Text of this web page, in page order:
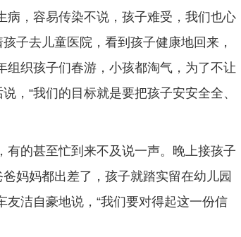
病，容易传染不说，孩子难受，我们也心
子去儿童医院，看到孩子健康地回来，
组织孩子们春游，小孩都淘气，为了不让
，“我们的目标就是要把孩子安安全全、
有的甚至忙到来不及说一声。晚上接孩子
妈妈都出差了，孩子就踏实留在幼儿园
洁自豪地说，“我们要对得起这一份信